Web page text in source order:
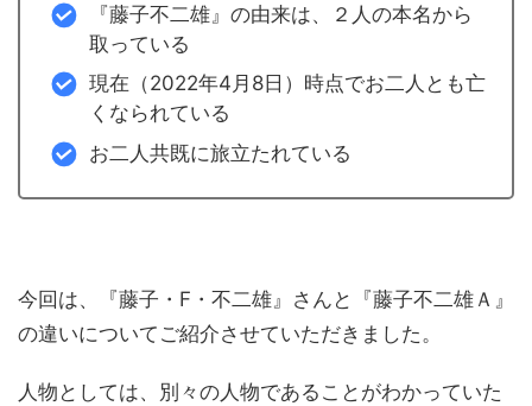
『藤子不二雄』の由来は、２人の本名から
取っている
現在（2022年4月8日）時点でお二人とも亡
くなられている
お二人共既に旅立たれている
今回は、『藤子・F・不二雄』さんと『藤子不二雄Ａ』
の違いについてご紹介させていただきました。
人物としては、別々の人物であることがわかっていた